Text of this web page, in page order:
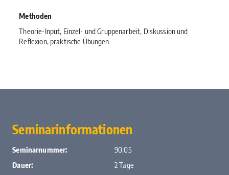
Methoden
Theorie-Input, Einzel- und Gruppenarbeit, Diskussion und
Reflexion, praktische Übungen
Seminarinformationen
Seminarnummer:
90.05
Dauer:
2 Tage